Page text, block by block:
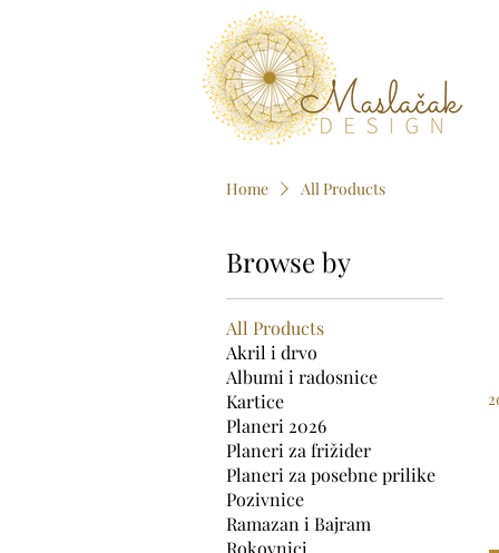
Home All Products
Browse by
All Products
Akril i drvo
Albumi i radosnice
Kartice
Planeri 2026
Planeri za frižider
Planeri za posebne prilike
Pozivnice
Ramazan i Bajram
Rokovnici